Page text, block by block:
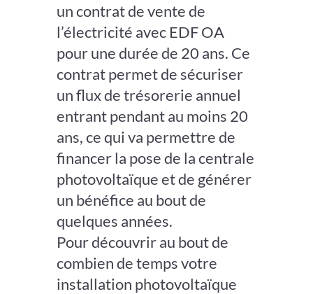
un contrat de vente de
l’électricité avec EDF OA
pour une durée de 20 ans. Ce
contrat permet de sécuriser
un flux de trésorerie annuel
entrant pendant au moins 20
ans, ce qui va permettre de
financer la pose de la centrale
photovoltaïque et de générer
un bénéfice au bout de
quelques années.
Pour découvrir au bout de
combien de temps votre
installation photovoltaïque